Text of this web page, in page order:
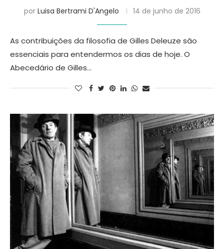
por Luisa Bertrami D'Angelo 14 de junho de 2016
As contribuições da filosofia de Gilles Deleuze são
essenciais para entendermos os dias de hoje. O
Abecedário de Gilles…